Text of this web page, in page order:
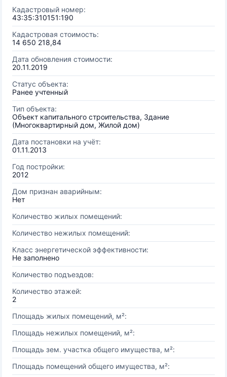
Кадастровый номер:
43:35:310151:190
Кадастровая стоимость:
14 650 218,84
Дата обновления стоимости:
20.11.2019
Статус объекта:
Ранее учтенный
Тип объекта:
Объект капитального строительства, Здание
(Многоквартирный дом, Жилой дом)
Дата постановки на учёт:
01.11.2013
Год постройки:
2012
Дом признан аварийным:
Нет
Количество жилых помещений:
Количество нежилых помещений:
Класс энергетической эффективности:
Не заполнено
Количество подъездов:
Количество этажей:
2
Площадь жилых помещений, м²:
Площадь нежилых помещений, м²:
Площадь зем. участка общего имущества, м²:
Площадь помещений общего имущества, м²: